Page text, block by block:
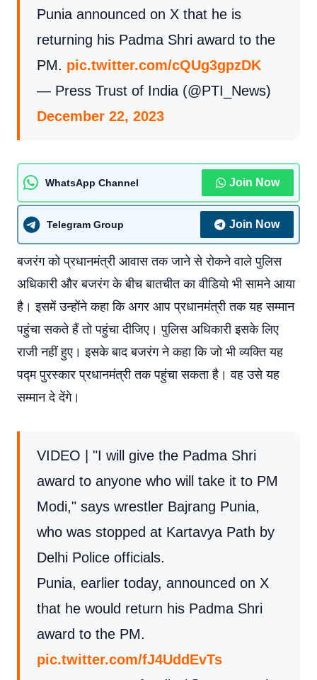
Punia announced on X that he is
returning his Padma Shri award to the
PM. pic.twitter.com/cQUg3gpzDK
— Press Trust of India (@PTI_News)
December 22, 2023
WhatsApp Channel Join Now
Telegram Group Join Now
बजरंग को प्रधानमंत्री आवास तक जाने से रोकने वाले पुलिस
अधिकारी और बजरंग के बीच बातचीत का वीडियो भी सामने आया
है। इसमें उन्होंने कहा कि अगर आप प्रधानमंत्री तक यह सम्मान
पहुंचा सकते हैं तो पहुंचा दीजिए। पुलिस अधिकारी इसके लिए
राजी नहीं हुए। इसके बाद बजरंग ने कहा कि जो भी व्यक्ति यह
पद्म पुरस्कार प्रधानमंत्री तक पहुंचा सकता है। वह उसे यह
सम्मान दे देंगे।
VIDEO | "I will give the Padma Shri
award to anyone who will take it to PM
Modi," says wrestler Bajrang Punia,
who was stopped at Kartavya Path by
Delhi Police officials.
Punia, earlier today, announced on X
that he would return his Padma Shri
award to the PM.
pic.twitter.com/fJ4UddEvTs